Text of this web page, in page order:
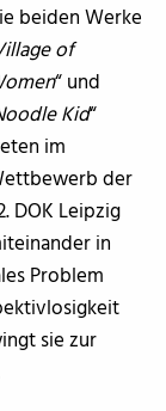
beiden Werke
of
“ und
Kid“
im
der
DOK Leipzig
in
Problem
sie zur